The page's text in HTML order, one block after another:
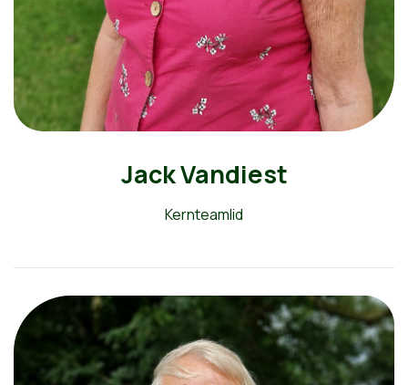
Jack Vandiest
Kernteamlid